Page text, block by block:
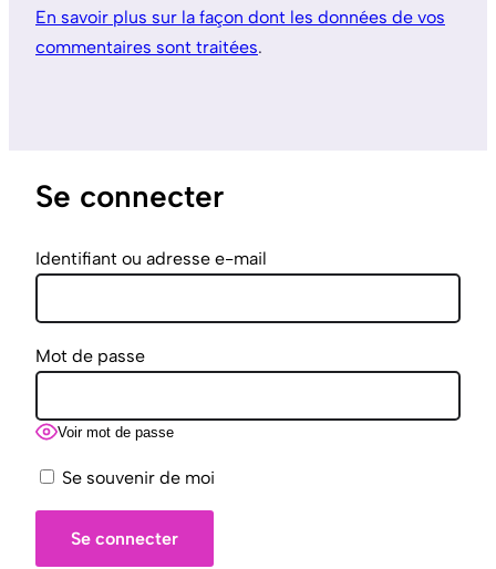
En savoir plus sur la façon dont les données de vos
commentaires sont traitées.
Se connecter
Identifiant ou adresse e-mail
Mot de passe
Voir mot de passe
Se souvenir de moi